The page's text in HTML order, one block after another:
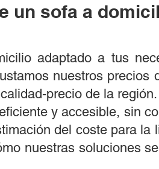
un sofa a
adaptado a tus
nuestros precios
precio de la región.
y accesible, sin
del coste para la
nuestras soluciones